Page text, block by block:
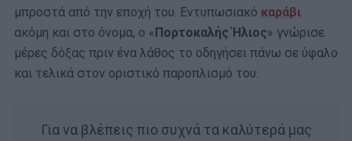
μπροστά από την εποχή του. Εντυπωσιακό καράβι
ακόμη και στο όνομα, ο «Πορτοκαλής Ήλιος» γνώρισε
μέρες δόξας πριν ένα λάθος το οδηγήσει πάνω σε ύφαλο
και τελικά στον οριστικό παροπλισμό του.
Για να βλέπεις πιο συχνά τα καλύτερά μας